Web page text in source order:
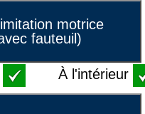
motrice
fauteuil)
À l'intérieur